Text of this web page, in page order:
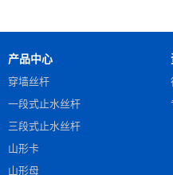
产品中心
穿墙丝杆
一段式止水丝杆
三段式止水丝杆
山形卡
山形母